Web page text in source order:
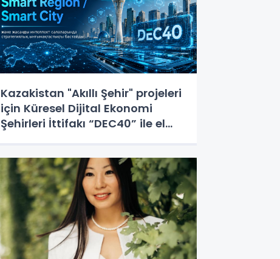
Kazakistan "Akıllı Şehir" projeleri
için Küresel Dijital Ekonomi
Şehirleri İttifakı “DEC40” ile el